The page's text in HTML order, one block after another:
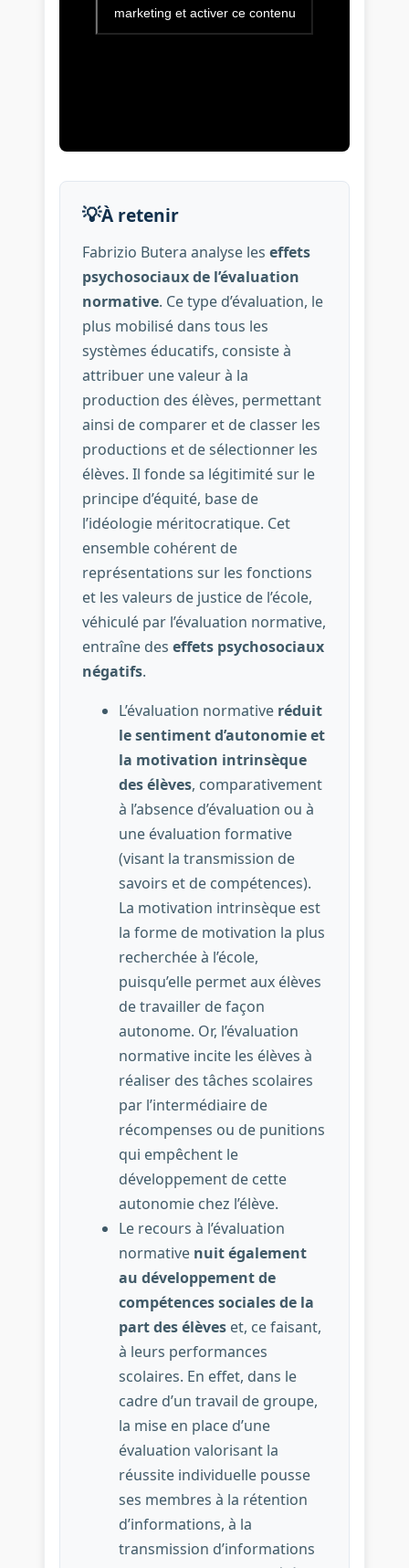
Vidéo de l’intervention :
marketing et activer ce contenu
💡À retenir
Fabrizio Butera analyse les effets
psychosociaux de l’évaluation
normative. Ce type d’évaluation, le
plus mobilisé dans tous les
systèmes éducatifs, consiste à
attribuer une valeur à la
production des élèves, permettant
ainsi de comparer et de classer les
productions et de sélectionner les
élèves. Il fonde sa légitimité sur le
principe d’équité, base de
l’idéologie méritocratique. Cet
ensemble cohérent de
représentations sur les fonctions
et les valeurs de justice de l’école,
véhiculé par l’évaluation normative,
entraîne des effets psychosociaux
négatifs.
L’évaluation normative réduit
le sentiment d’autonomie et
la motivation intrinsèque
des élèves, comparativement
à l’absence d’évaluation ou à
une évaluation formative
(visant la transmission de
savoirs et de compétences).
La motivation intrinsèque est
la forme de motivation la plus
recherchée à l’école,
puisqu’elle permet aux élèves
de travailler de façon
autonome. Or, l’évaluation
normative incite les élèves à
réaliser des tâches scolaires
par l’intermédiaire de
récompenses ou de punitions
qui empêchent le
développement de cette
autonomie chez l’élève.
Le recours à l’évaluation
normative nuit également
au développement de
compétences sociales de la
part des élèveset, ce faisant,
à leurs performances
scolaires. En effet, dans le
cadre d’un travail de groupe,
la mise en place d’une
évaluation valorisant la
réussite individuelle pousse
ses membres à la rétention
d’informations, à la
transmission d’informations